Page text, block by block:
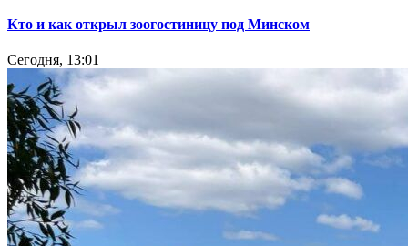
Кто и как открыл зоогостиницу под Минском
Сегодня, 13:01